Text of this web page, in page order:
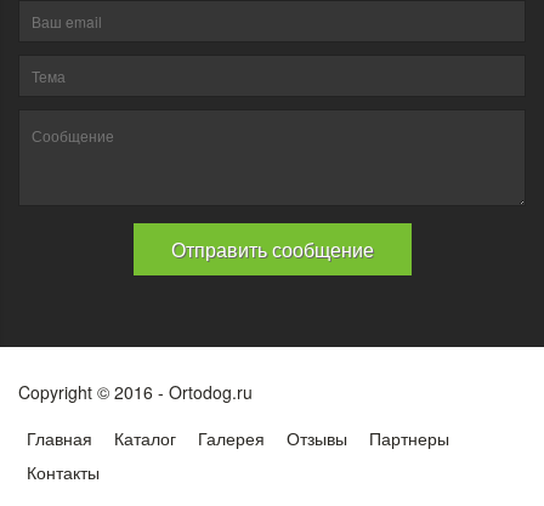
Copyright © 2016 - Ortodog.ru
Главная
Каталог Галерея Отзывы
Партнеры
Контакты